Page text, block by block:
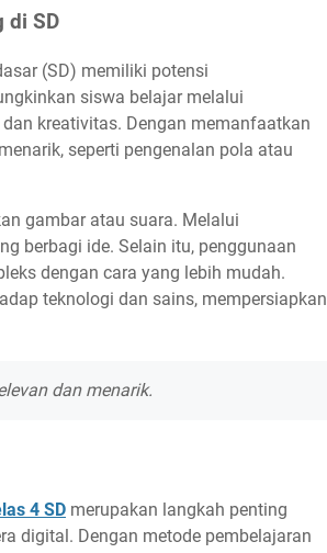
di SD
(SD) memiliki potensi
siswa belajar melalui
kreativitas. Dengan memanfaatkan
seperti pengenalan pola atau
gambar atau suara. Melalui
berbagi ide. Selain itu, penggunaan
dengan cara yang lebih mudah.
teknologi dan sains, mempersiapkan
dan menarik.
4 SD merupakan langkah penting
digital. Dengan metode pembelajaran